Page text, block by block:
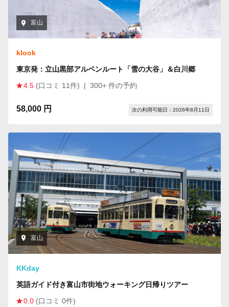
富山
klook
東京発：立山黒部アルペンルート「雪の大谷」＆白川郷
4.5 (口コミ 11件) | 300+ 件の予約
58,000 円 次の利用可能日：2026年8月11日
富山
KKday
英語ガイド付き富山市街地ウォーキング日帰りツアー
0.0 (口コミ 0件)